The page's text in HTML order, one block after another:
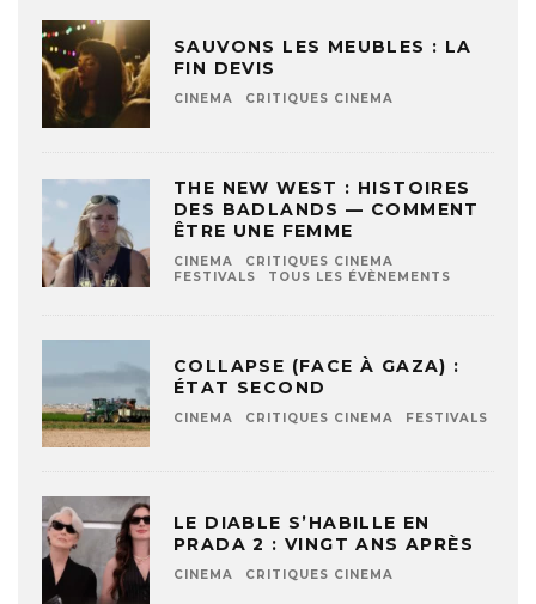
SAUVONS LES MEUBLES : LA
FIN DEVIS
CINEMA CRITIQUES CINEMA
THE NEW WEST : HISTOIRES
DES BADLANDS — COMMENT
ÊTRE UNE FEMME
CINEMA
CRITIQUES CINEMA
FESTIVALS
TOUS LES ÉVÈNEMENTS
COLLAPSE (FACE À GAZA) :
ÉTAT SECOND
CINEMA CRITIQUES CINEMA FESTIVALS
LE DIABLE S’HABILLE EN
PRADA 2 : VINGT ANS APRÈS
CINEMA CRITIQUES CINEMA